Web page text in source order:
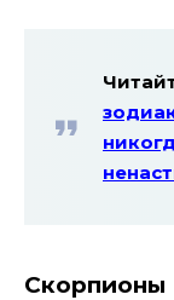
Скорпионы